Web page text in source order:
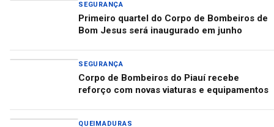
SEGURANÇA
Primeiro quartel do Corpo de Bombeiros de
Bom Jesus será inaugurado em junho
SEGURANÇA
Corpo de Bombeiros do Piauí recebe
reforço com novas viaturas e equipamentos
QUEIMADURAS